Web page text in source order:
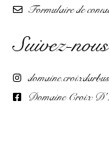
Formulaire de
Suivez-nous
Domaine Croix